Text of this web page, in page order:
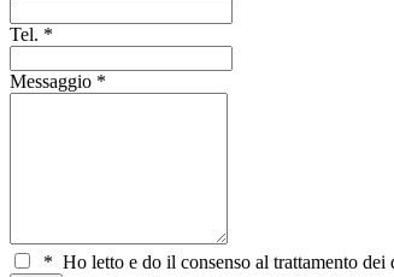
Tel. *
Messaggio *
* Ho letto e do il consenso al trattamento